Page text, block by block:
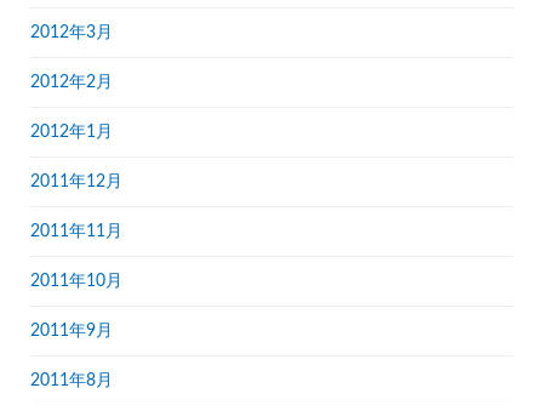
2012年3月
2012年2月
2012年1月
2011年12月
2011年11月
2011年10月
2011年9月
2011年8月